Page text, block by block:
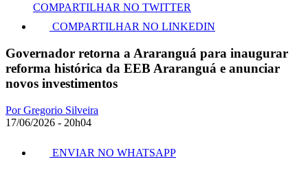
COMPARTILHAR NO TWITTER
COMPARTILHAR NO LINKEDIN
Governador retorna a Araranguá para inaugurar
reforma histórica da EEB Araranguá e anunciar
novos investimentos
Por Gregorio Silveira
17/06/2026 - 20h04
ENVIAR NO WHATSAPP